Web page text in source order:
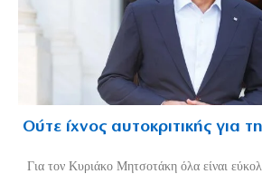
Ούτε ίχνος αυτοκριτικής για
Για τον Κυριάκο Μητσοτάκη όλα είναι